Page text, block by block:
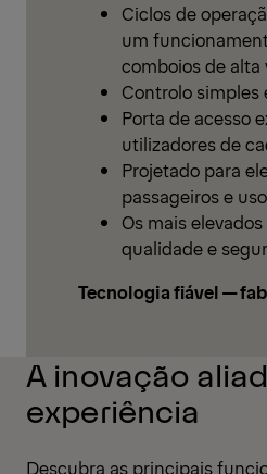
Ciclos de
um
comboios de alta
Controlo
Porta de acesso
utilizadores de
Projetado para
passageiros e
Os mais
qualidade e
Tecnologia fiável —
A inovação
experiência
Descubra as principais